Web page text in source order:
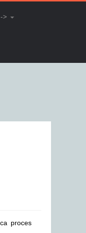
>
proces